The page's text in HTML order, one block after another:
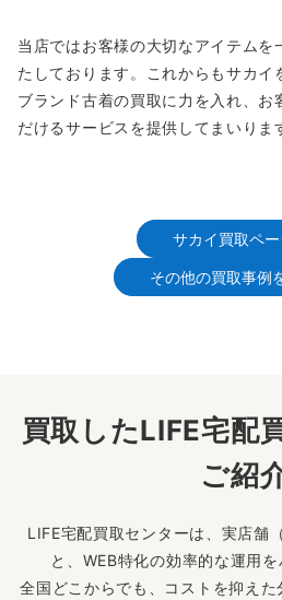
当店ではお客様の大切なアイテム
たしております。これからもサカイ
ブランド古着の買取に力を入れ、お
だけるサービスを提供してまいりま
サカイ買取ペー
その他の買取事例
買取したLIFE宅配
ご紹
LIFE宅配買取センターは、実店舗
と、WEB特化の効率的な運用を
全国どこからでも、コストを抑え